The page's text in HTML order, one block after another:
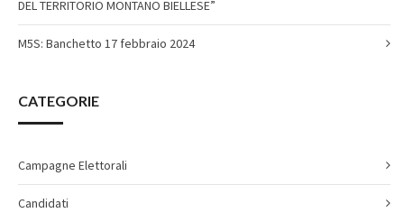
DEL TERRITORIO MONTANO BIELLESE”
M5S: Banchetto 17 febbraio 2024
CATEGORIE
Campagne Elettorali
Candidati